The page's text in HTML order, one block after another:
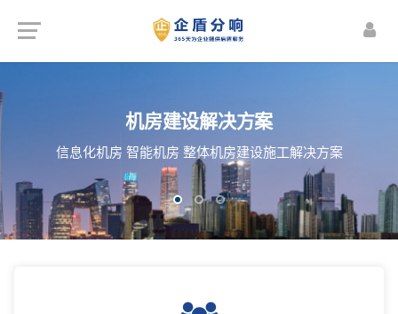
机房建设解决方案
信息化机房 智能机房 整体机房建设施工解决方案
线网络WIFI覆盖解决方案
办公室 全场景 无线网络WIFI覆盖解决方案
监控 智能照明管理 安防预警 能源动力监控
视频会议系统 公共信息发布与管理等...